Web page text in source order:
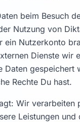
beim Besuch
Nutzung von
ein Nutzerkonto
Dienste wir
Daten gespeichert
Rechte Du hast.
Wir verarbeiten
Leistungen